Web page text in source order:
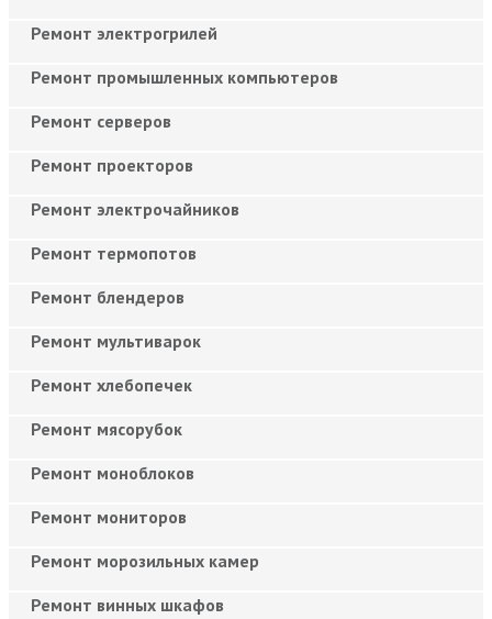
Ремонт электрогрилей
Ремонт промышленных компьютеров
Ремонт серверов
Ремонт проекторов
Ремонт электрочайников
Ремонт термопотов
Ремонт блендеров
Ремонт мультиварок
Ремонт хлебопечек
Ремонт мясорубок
Ремонт моноблоков
Ремонт мониторов
Ремонт морозильных камер
Ремонт винных шкафов